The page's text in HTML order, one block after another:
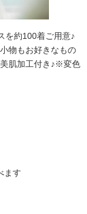
を約100着ご用意♪
物もお好きなもの
肌加工付き♪※変色
ます